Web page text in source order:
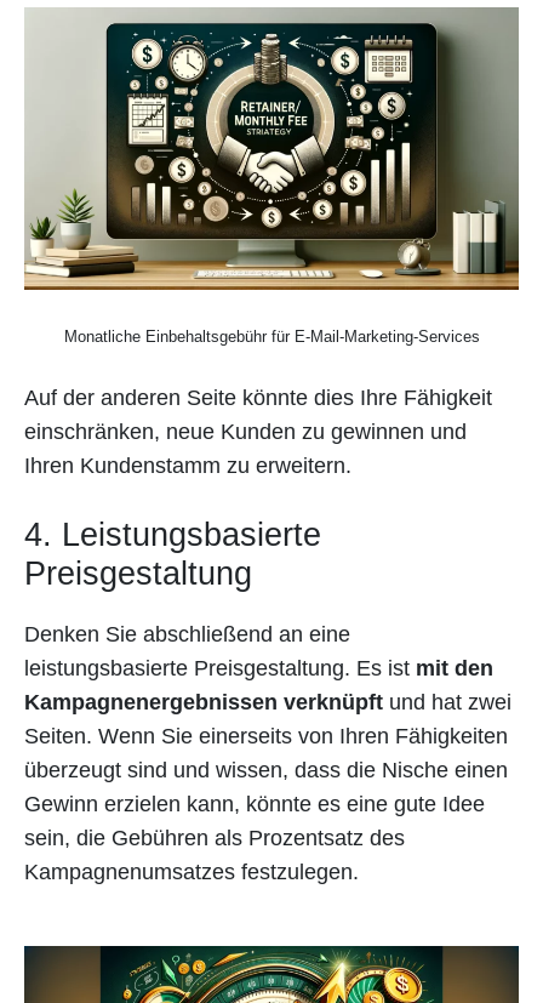
Monatliche Einbehaltsgebühr für E-Mail-Marketing-Services
Auf der anderen Seite könnte dies Ihre Fähigkeit
einschränken, neue Kunden zu gewinnen und
Ihren Kundenstamm zu erweitern.
4. Leistungsbasierte
Preisgestaltung
Denken Sie abschließend an eine
leistungsbasierte Preisgestaltung. Es ist mit den
Kampagnenergebnissen verknüpft und hat zwei
Seiten. Wenn Sie einerseits von Ihren Fähigkeiten
überzeugt sind und wissen, dass die Nische einen
Gewinn erzielen kann, könnte es eine gute Idee
sein, die Gebühren als Prozentsatz des
Kampagnenumsatzes festzulegen.